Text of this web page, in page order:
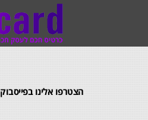
הצטרפו אלינו בפייסבוק